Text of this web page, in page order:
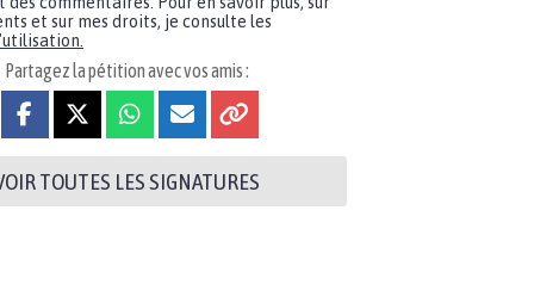
et sur mes droits, je consulte les
Partagez la pétition avec vos amis :
TOUTES LES SIGNATURES